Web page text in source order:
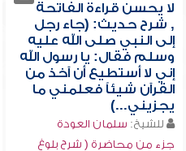
لا يحسن قراءة الفاتحة
, شرح حديث: (جاء رجل
إلى النبي صلى الله عليه
وسلم فقال: يا رسول الله
إني لا أستطيع أن آخذ من
القرآن شيئاً فعلمني ما
يجزيني...)
للشيخ: سلمان العودة
جزء من محاضرة ( شرح بلوغ